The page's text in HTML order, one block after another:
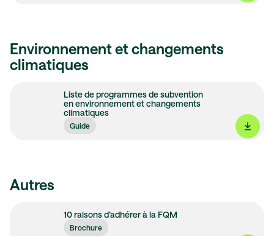
Environnement et changements
climatiques
Liste de programmes de subvention
en environnement et changements
climatiques
Guide
Autres
10 raisons d’adhérer à la FQM
Brochure